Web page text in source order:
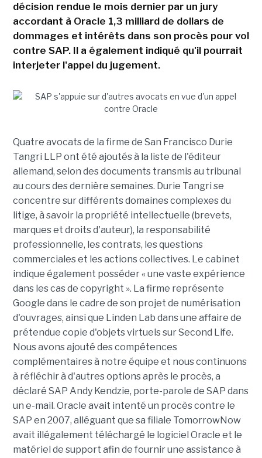
décision rendue le mois dernier par un jury
accordant à Oracle 1,3 milliard de dollars de
dommages et intérêts dans son procès pour vol
contre SAP. Il a également indiqué qu'il pourrait
interjeter l'appel du jugement.
Quatre avocats de la firme de San Francisco Durie
Tangri LLP ont été ajoutés à la liste de l'éditeur
allemand, selon des documents transmis au tribunal
au cours des dernière semaines. Durie Tangri se
concentre sur différents domaines complexes du
litige, à savoir la propriété intellectuelle (brevets,
marques et droits d'auteur), la responsabilité
professionnelle, les contrats, les questions
commerciales et les actions collectives. Le cabinet
indique également posséder « une vaste expérience
dans les cas de copyright ». La firme représente
Google dans le cadre de son projet de numérisation
d'ouvrages, ainsi que Linden Lab dans une affaire de
prétendue copie d'objets virtuels sur Second Life.
Nous avons ajouté des compétences
complémentaires à notre équipe et nous continuons
à réfléchir à d'autres options après le procès, a
déclaré SAP Andy Kendzie, porte-parole de SAP dans
un e-mail. Oracle avait intenté un procès contre le
SAP en 2007, alléguant que sa filiale TomorrowNow
avait illégalement téléchargé le logiciel Oracle et le
matériel de support afin de fournir une assistance à